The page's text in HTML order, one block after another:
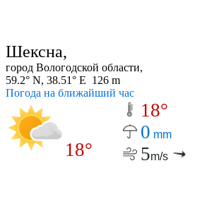
Шексна,
город Вологодской области,
59.2° N, 38.51° E 126 m
Погода на ближайший час
18°
18°
0 mm
5m/s